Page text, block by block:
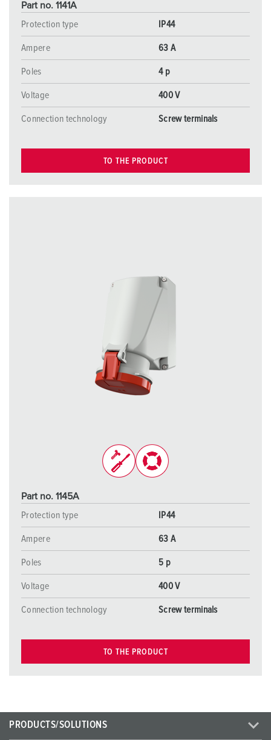
Part no. 1141A
Protection type
IP44
Ampere 63 A
Poles 4 p
Voltage 400 V
Connection technology Screw terminals
TO THE PRODUCT
Part no. 1145A
Protection type
IP44
Ampere 63 A
Poles 5 p
Voltage 400 V
Connection technology Screw terminals
TO THE PRODUCT
PRODUCTS/SOLUTIONS